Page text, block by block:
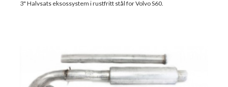
3" Halvsats eksossystem i rustfritt stål for Volvo S60.